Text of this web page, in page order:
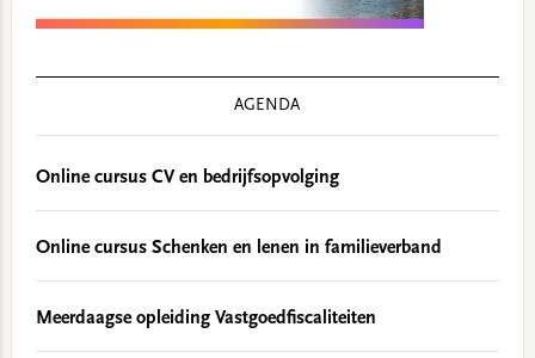
AGENDA
Online cursus CV en bedrijfsopvolging
Online cursus Schenken en lenen in familieverband
Meerdaagse opleiding Vastgoedfiscaliteiten